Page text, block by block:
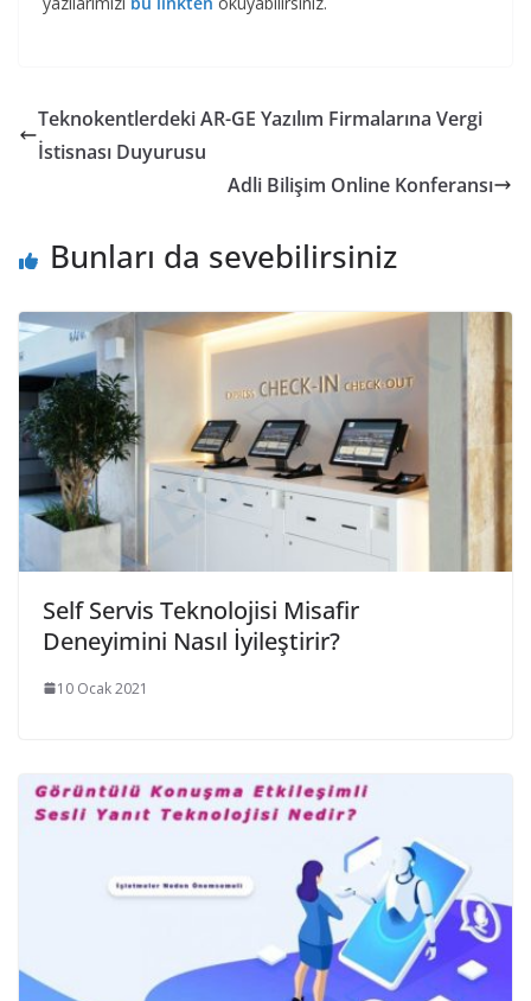
Teknokentlerdeki AR-GE Yazılım Firmalarına Vergi
İstisnası Duyurusu
Adli Bilişim Online Konferansı
Bunları da sevebilirsiniz
Self Servis Teknolojisi Misafir
Deneyimini Nasıl İyileştirir?
10 Ocak 2021